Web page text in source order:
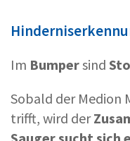
Im Bumpersind
Sobald der Medion
trifft, wird der